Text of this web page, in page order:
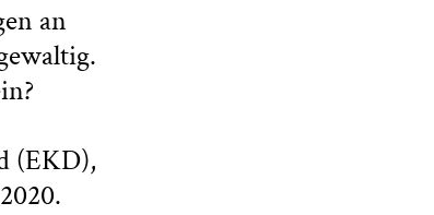
an
(EKD),